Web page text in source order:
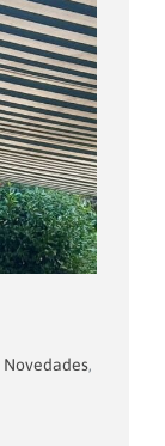
Novedades,